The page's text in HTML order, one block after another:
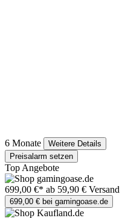
6 Monate
Weitere Details
Preisalarm setzen
Top Angebote
699,00 €* ab 59,90 € Versand
699,00 € bei gamingoase.de